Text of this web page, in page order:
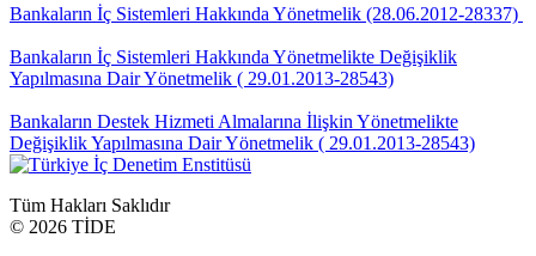
Bankaların İç Sistemleri Hakkında Yönetmelik (28.06.2012-28337)
Bankaların İç Sistemleri Hakkında Yönetmelikte Değişiklik
Yapılmasına Dair Yönetmelik ( 29.01.2013-28543)
Bankaların Destek Hizmeti Almalarına İlişkin Yönetmelikte
Değişiklik Yapılmasına Dair Yönetmelik ( 29.01.2013-28543)
Tüm Hakları Saklıdır
© 2026 TİDE